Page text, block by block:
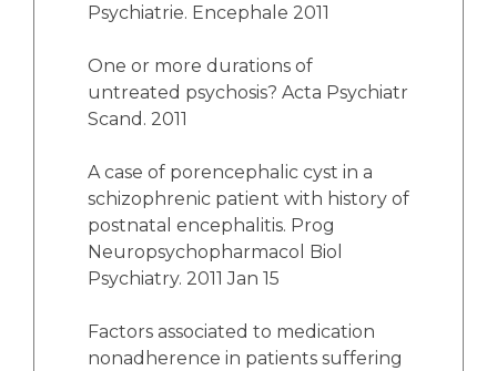
Psychiatrie. Encephale 2011
One or more durations of
untreated psychosis? Acta Psychiatr
Scand. 2011
A case of porencephalic cyst in a
schizophrenic patient with history of
postnatal encephalitis. Prog
Neuropsychopharmacol Biol
Psychiatry. 2011 Jan 15
Factors associated to medication
nonadherence in patients suffering